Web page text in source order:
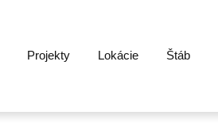
Projekty Lokácie Štáb